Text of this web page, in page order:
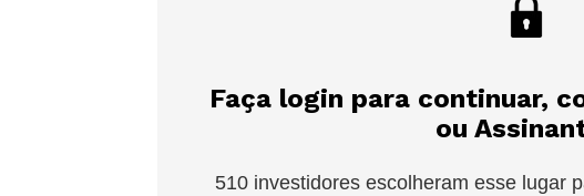
Faça login para continuar,
ou
510 investidores escolheram esse lugar